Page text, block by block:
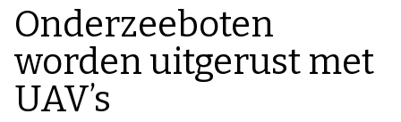
Onderzeeboten
worden uitgerust met
UAV’s